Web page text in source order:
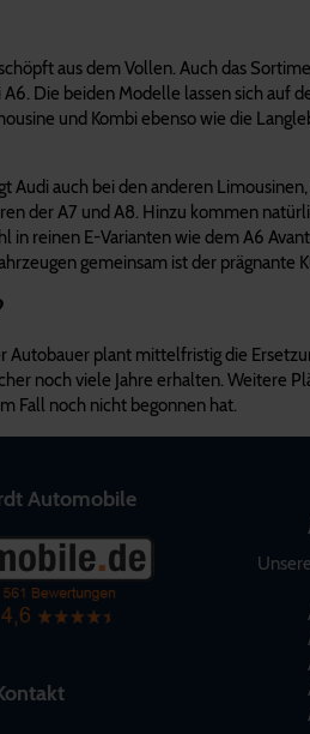
aus dem Vollen. Auch das
Die beiden Modelle lassen sich
und Kombi ebenso wie die
Audi auch bei den anderen
der A7 und A8. Hinzu kommen
in reinen E-Varianten wie dem A6
gemeinsam ist der prägnante
Autobauer plant mittelfristig die
noch viele Jahre erhalten. Weitere
Fall noch nicht begonnen hat.
Automobile